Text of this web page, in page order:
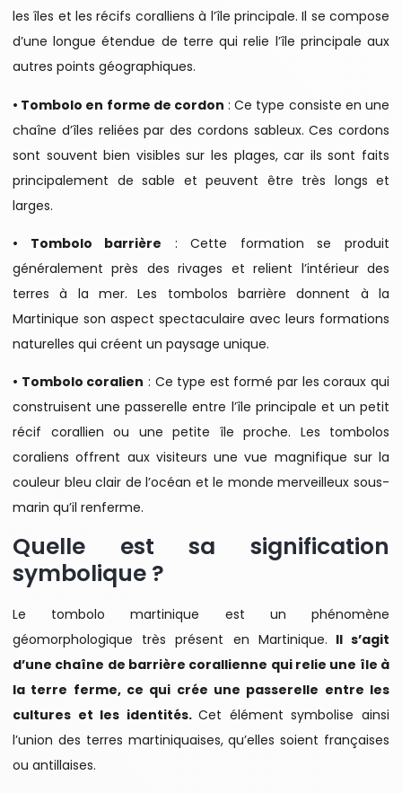
les îles et les récifs coralliens à l’île principale. Il se compose
d’une longue étendue de terre qui relie l’île principale aux
autres points géographiques.
• Tombolo en forme de cordon : Ce type consiste en une
chaîne d’îles reliées par des cordons sableux. Ces cordons
sont souvent bien visibles sur les plages, car ils sont faits
principalement de sable et peuvent être très longs et
larges.
• Tombolo barrière : Cette formation se produit
généralement près des rivages et relient l’intérieur des
terres à la mer. Les tombolos barrière donnent à la
Martinique son aspect spectaculaire avec leurs formations
naturelles qui créent un paysage unique.
• Tombolo coralien : Ce type est formé par les coraux qui
construisent une passerelle entre l’île principale et un petit
récif corallien ou une petite île proche. Les tombolos
coraliens offrent aux visiteurs une vue magnifique sur la
couleur bleu clair de l’océan et le monde merveilleux sous-
marin qu’il renferme.
Quelle est sa signification
symbolique ?
Le tombolo martinique est un phénomène
géomorphologique très présent en Martinique. Il s’agit
d’une chaîne de barrière corallienne qui relie une île à
la terre ferme, ce qui crée une passerelle entre les
cultures et les identités.Cet élément symbolise ainsi
l’union des terres martiniquaises, qu’elles soient françaises
ou antillaises.